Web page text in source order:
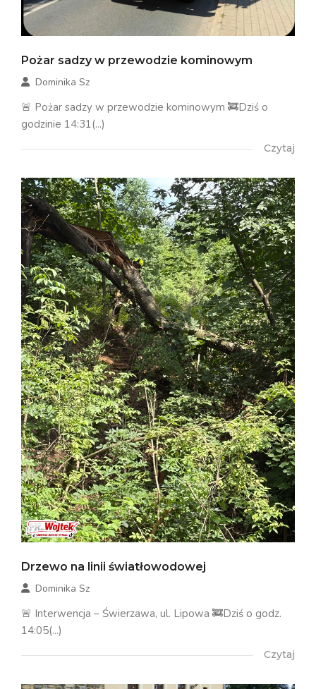
Pożar sadzy w przewodzie kominowym
Dominika Sz
🚨 Pożar sadzy w przewodzie kominowym 🚒Dziś o
godzinie 14:31(...)
Czytaj
Drzewo na linii światłowodowej
Dominika Sz
🚨 Interwencja – Świerzawa, ul. Lipowa 🚒Dziś o godz.
14:05(...)
Czytaj